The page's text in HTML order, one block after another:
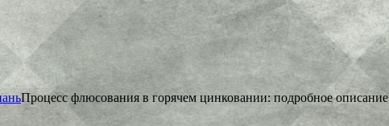
​Процесс флюсования в горячем цинковании: подробное описание